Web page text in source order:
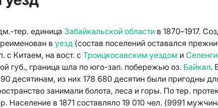
тер. единица Забайкальской области в 1870–1917.
в уезд (состав поселений оставался
с Китаем, на вост. с Троицкосавским уездом и
губ., граница шла по юго-зап. побережью оз. Байкал.
десятинам, из них 178 680 десятин были пригодны
занимали болота, леса и горы. По тер.
Население в 1871 составляло 19 010 чел. (9991